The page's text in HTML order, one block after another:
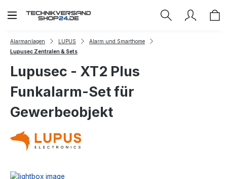
Zum Hauptinhalt springen
Alarmanlagen LUPUS
Alarm und Smarthome
Lupusec Zentralen & Sets
Lupusec - XT2 Plus
Funkalarm-Set für
Gewerbeobjekt